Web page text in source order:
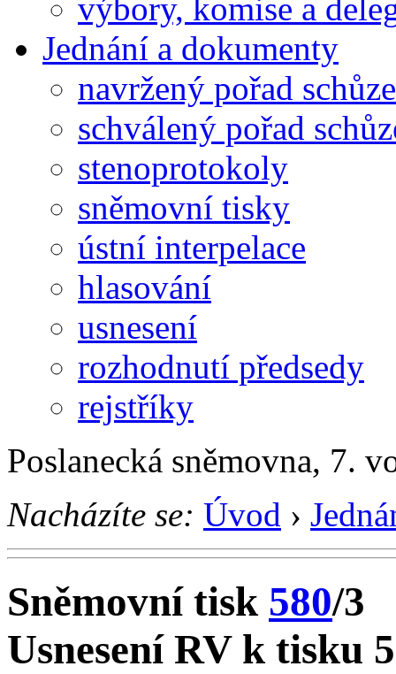
výbory, komise a
Jednání a dokumenty
navržený pořad schůze
schválený pořad
stenoprotokoly
sněmovní tisky
ústní interpelace
hlasování
usnesení
rozhodnutí předsedy
rejstříky
Poslanecká sněmovna, 7.
Nacházíte se: Úvod ›
Sněmovní tisk 580/3
Usnesení RV k tisku